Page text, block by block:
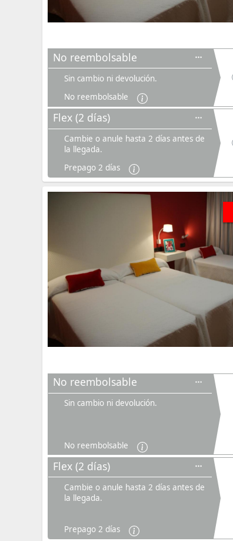
No reembolsable
Sin cambio ni devolución.
No reembolsable
Flex (2 días)
Cambie o anule hasta 2 días antes de
la llegada.
Prepago 2 días
No reembolsable
Sin cambio ni devolución.
No reembolsable
Flex (2 días)
Cambie o anule hasta 2 días antes de
la llegada.
Prepago 2 días